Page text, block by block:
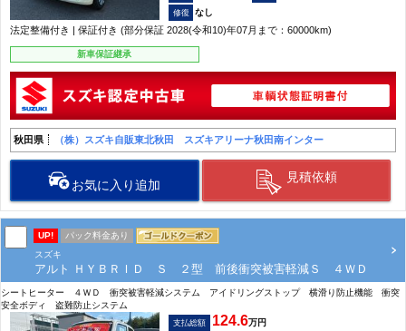
なし
法定整備付き | 保証付き (部分保証 2028(令和10)年07月まで：60000km)
新車保証継承
秋田県 （株）スズキ自販東北秋田 スズキアリーナ秋田南インター
お気に入り追加
見積依頼
UP!
パック料金あり
スズキ
アルト ＨＹＢＲＩＤ Ｓ ２型 前後衝突被害軽減Ｓ ４ＷＤ
シートヒーター ４ＷＤ 衝突被害軽減システム アイドリングストップ 横滑り防止機能 衝突
安全ボディ 盗難防止システム
支払総額 124.6万円